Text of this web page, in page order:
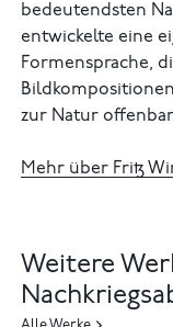
bedeutendsten
entwickelte eine
Formensprache,
zur Natur
Mehr über Fritz
Weitere